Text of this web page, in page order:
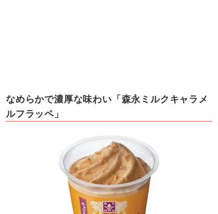
なめらかで濃厚な味わい「森永ミルクキャラメ
ルフラッペ」